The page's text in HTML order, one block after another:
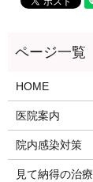
HOME
医院案内
院内感染対策
見て納得の治療